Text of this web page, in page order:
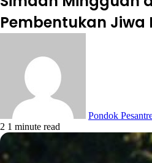
Pembentukan
Pondok
2 1 minute read